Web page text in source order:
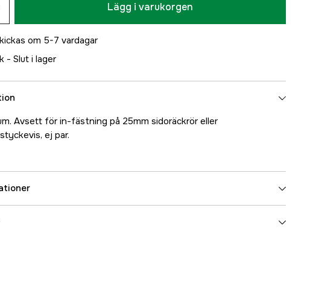
Lägg i varukorgen
om 5-7 vardagar
- Slut i lager
Avsett för in-fästning på 25mm sidoräckrör eller
ej par.